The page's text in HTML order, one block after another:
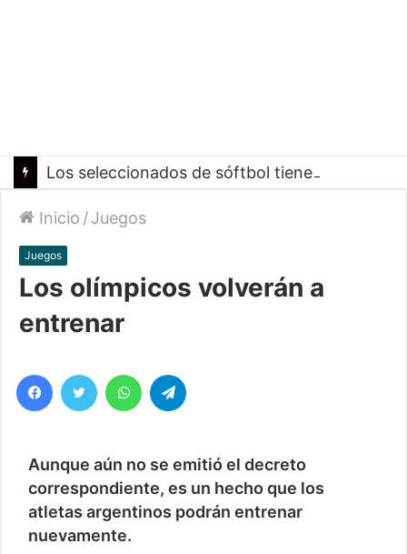
Inicio /Juegos
Juegos
Los olímpicos volverán a
entrenar
Facebook
Twitter WhatsApp
Aunque aún no se emitió el decreto
correspondiente, es un hecho que los
atletas argentinos podrán entrenar
nuevamente.